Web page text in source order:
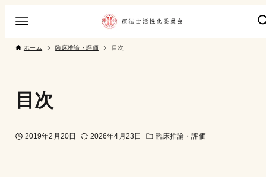
ホーム 臨床推論・評価 目次
目次
2019年2月20日 2026年4月23日 臨床推論・評価